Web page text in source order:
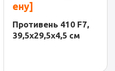
ену]
Противень 410 F7,
39,5x29,5x4,5 см